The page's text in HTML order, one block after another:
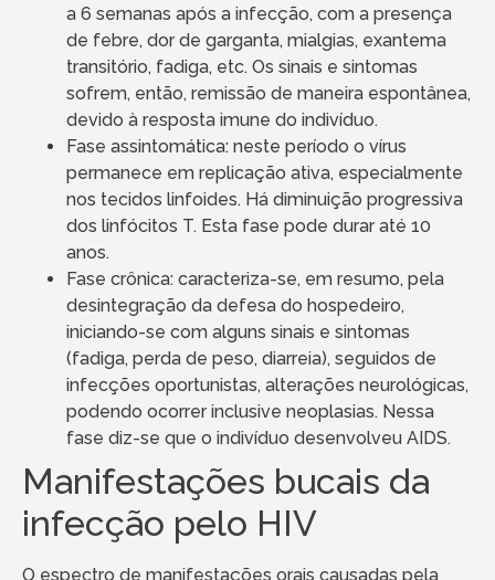
a 6 semanas após a infecção, com a presença
de febre, dor de garganta, mialgias, exantema
transitório, fadiga, etc. Os sinais e sintomas
sofrem, então, remissão de maneira espontânea,
devido à resposta imune do indivíduo.
Fase assintomática: neste período o vírus
permanece em replicação ativa, especialmente
nos tecidos linfoides. Há diminuição progressiva
dos linfócitos T. Esta fase pode durar até 10
anos.
Fase crônica: caracteriza-se, em resumo, pela
desintegração da defesa do hospedeiro,
iniciando-se com alguns sinais e sintomas
(fadiga, perda de peso, diarreia), seguidos de
infecções oportunistas, alterações neurológicas,
podendo ocorrer inclusive neoplasias. Nessa
fase diz-se que o indivíduo desenvolveu AIDS.
Manifestações bucais da
infecção pelo HIV
O espectro de manifestações orais causadas pela